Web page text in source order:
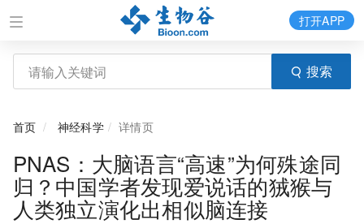
搜索
打开APP
首页 神经科学 详情页
PNAS：大脑语言“高速”为何殊途同
归？中国学者发现爱说话的狨猴与
人类独立演化出相似脑连接